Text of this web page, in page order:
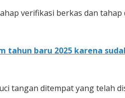
verifikasi berkas dan
baru 2025 karena
tangan ditempat yang telah